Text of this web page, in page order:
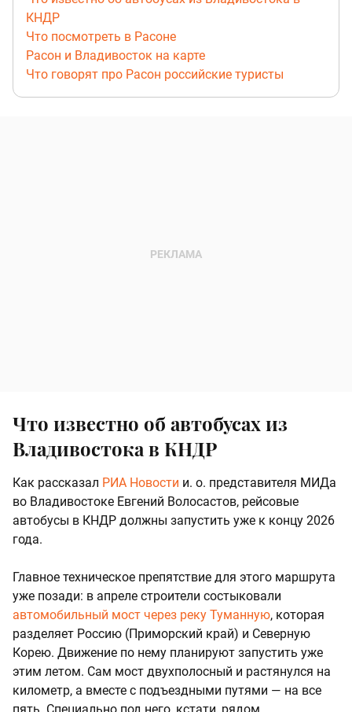
КНДР
Что посмотреть в Расоне
Расон и Владивосток на карте
Что говорят про Расон российские туристы
Что известно об автобусах из
Владивостока в КНДР
Как рассказал РИА Новости и. о. представителя МИДа
во Владивостоке Евгений Волосастов, рейсовые
автобусы в КНДР должны запустить уже к концу 2026
года.
Главное техническое препятствие для этого маршрута
уже позади: в апреле строители состыковали
автомобильный мост через реку Туманную, которая
разделяет Россию (Приморский край) и Северную
Корею. Движение по нему планируют запустить уже
этим летом. Сам мост двухполосный и растянулся на
километр, а вместе с подъездными путями — на все